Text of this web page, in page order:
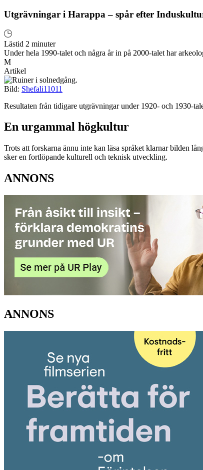
Utgrävningar i Harappa – spår efter
Lästid 2 minuter
Under hela 1990-talet och några år in på 2000-talet har
M
Artikel
Bild: Shefali11011
Resultaten från tidigare utgrävningar under 1920- och 1930-
En urgammal högkultur
Trots att forskarna ännu inte kan läsa språket klarnar bilden
sker en fortlöpande kulturell och teknisk utveckling.
ANNONS
ANNONS